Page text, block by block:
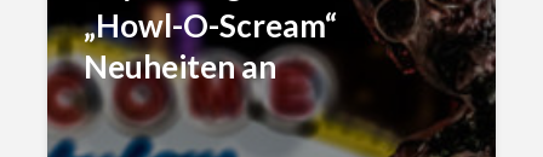
„Howl-O-Scream“
Neuheiten an